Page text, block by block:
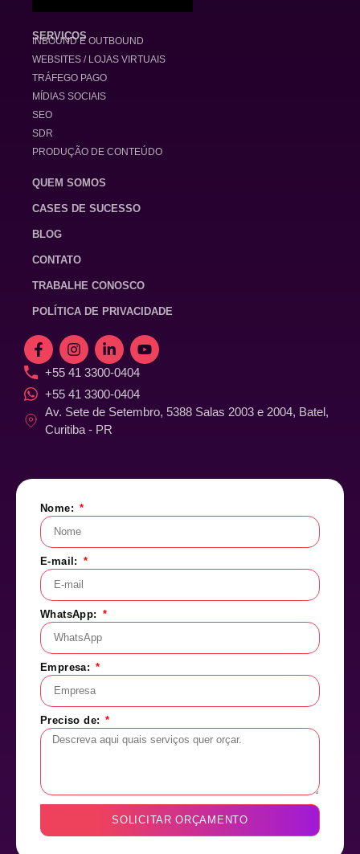
SERVIÇOS
INBOUND E OUTBOUND
WEBSITES / LOJAS VIRTUAIS
TRÁFEGO PAGO
MÍDIAS SOCIAIS
SEO
SDR
PRODUÇÃO DE CONTEÚDO
QUEM SOMOS
CASES DE SUCESSO
BLOG
CONTATO
TRABALHE CONOSCO
POLÍTICA DE PRIVACIDADE
+55 41 3300-0404
+55 41 3300-0404
Av. Sete de Setembro, 5388 Salas 2003 e 2004, Batel,
Curitiba - PR
Nome:
E-mail:
WhatsApp:
Empresa:
Preciso de:
SOLICITAR ORÇAMENTO